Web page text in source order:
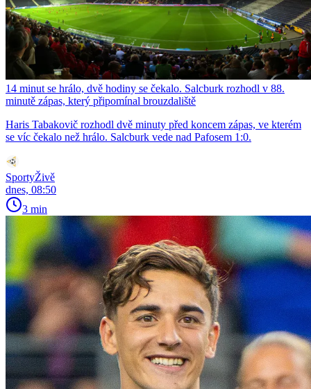
14 minut se hrálo, dvě hodiny se čekalo. Salcburk rozhodl v 88.
minutě zápas, který připomínal brouzdaliště
Haris Tabakovič rozhodl dvě minuty před koncem zápas, ve kterém
se víc čekalo než hrálo. Salcburk vede nad Pafosem 1:0.
SportyŽivě
dnes, 08:50
3 min